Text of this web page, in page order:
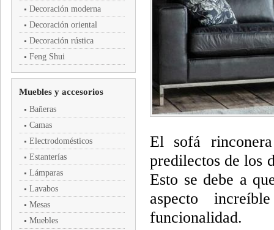
Decoración moderna
Decoración oriental
Decoración rústica
Feng Shui
Muebles y accesorios
Bañeras
Camas
Electrodomésticos
Estanterías
Lámparas
Lavabos
Mesas
Muebles
El sofá
predilectos de los
Esto se debe a
aspecto
funcionalidad.